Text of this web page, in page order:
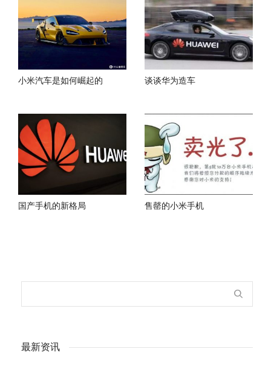
小米汽车是如何崛起的 谈谈华为造车
国产手机的新格局 售罄的小米手机
最新资讯